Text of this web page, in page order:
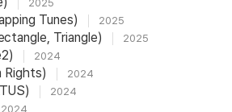
2025
Tunes) 2025
Triangle) 2025
2024
Rights) 2024
2024
2024